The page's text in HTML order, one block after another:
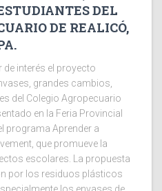
DEL
DE REALICÓ,
interés el proyecto
grandes cambios,
del Colegio Agropecuario
en la Feria Provincial
programa Aprender a
que promueve la
escolares. La propuesta
por los residuos plásticos